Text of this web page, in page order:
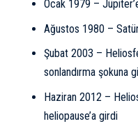
Ocak 1979 –
Ağustos 1980 –
Şubat 2003 –
sonlandırma şokuna
Haziran 2012 –
heliopause’a girdi